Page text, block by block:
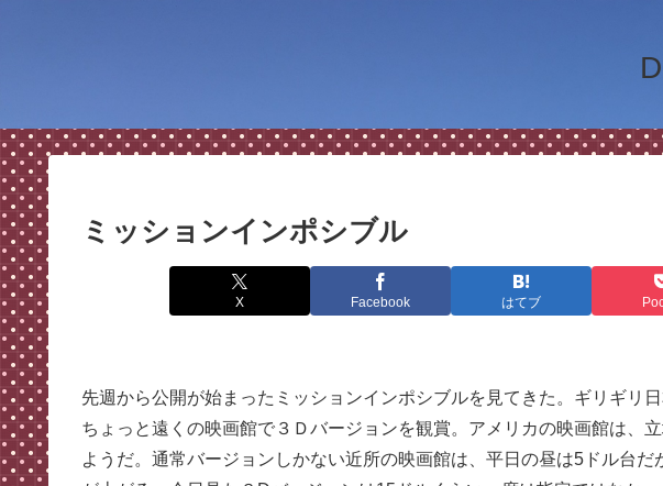
ミッションインポシブル
X Facebook はてブ
先週から公開が始まったミッションインポシブルを見てきた。ギリギリ
ちょっと遠くの映画館で３Ｄバージョンを観賞。アメリカの映画館は、
ようだ。通常バージョンしかない近所の映画館は、平日の昼は5ドル台